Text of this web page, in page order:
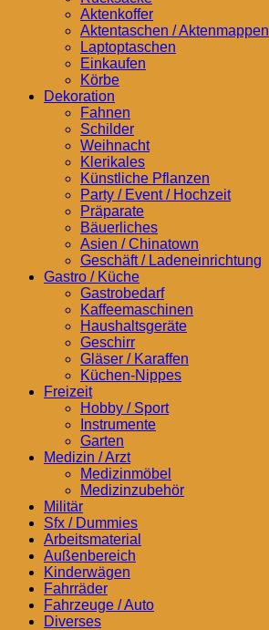
Aktenkoffer
Aktentaschen / Aktenmappen
Laptoptaschen
Einkaufen
Körbe
Dekoration
Fahnen
Schilder
Weihnacht
Klerikales
Künstliche Pflanzen
Party / Event / Hochzeit
Präparate
Bäuerliches
Asien / Chinatown
Geschäft / Ladeneinrichtung
Gastro / Küche
Gastrobedarf
Kaffeemaschinen
Haushaltsgeräte
Geschirr
Gläser / Karaffen
Küchen-Nippes
Freizeit
Hobby / Sport
Instrumente
Garten
Medizin / Arzt
Medizinmöbel
Medizinzubehör
Militär
Sfx / Dummies
Arbeitsmaterial
Außenbereich
Kinderwägen
Fahrräder
Fahrzeuge / Auto
Diverses